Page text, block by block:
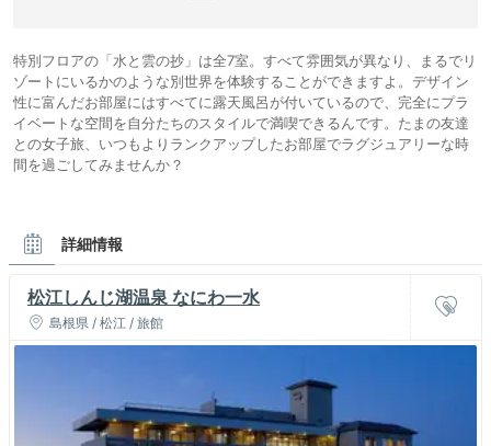
特別フロアの「水と雲の抄」は全7室。すべて雰囲気が異なり、まるでリ
ゾートにいるかのような別世界を体験することができますよ。デザイン
性に富んだお部屋にはすべてに露天風呂が付いているので、完全にプラ
イベートな空間を自分たちのスタイルで満喫できるんです。たまの友達
との女子旅、いつもよりランクアップしたお部屋でラグジュアリーな時
間を過ごしてみませんか？
詳細情報
松江しんじ湖温泉 なにわ一水
島根県 / 松江 / 旅館